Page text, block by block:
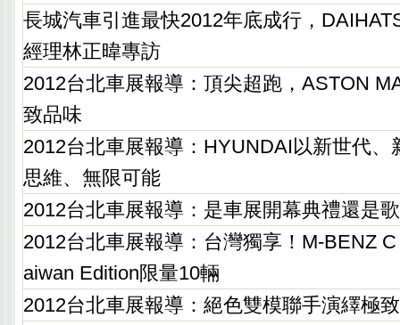
長城汽車引進最快2012年底成行，
經理林正暐專訪
2012台北車展報導：頂尖超跑，ASTON
致品味
2012台北車展報導：HYUNDAI以新世代、
思維、無限可能
2012台北車展報導：是車展開幕典禮還是
2012台北車展報導：台灣獨享！M-BENZ
aiwan Edition限量10輛
2012台北車展報導：絕色雙模聯手演繹極